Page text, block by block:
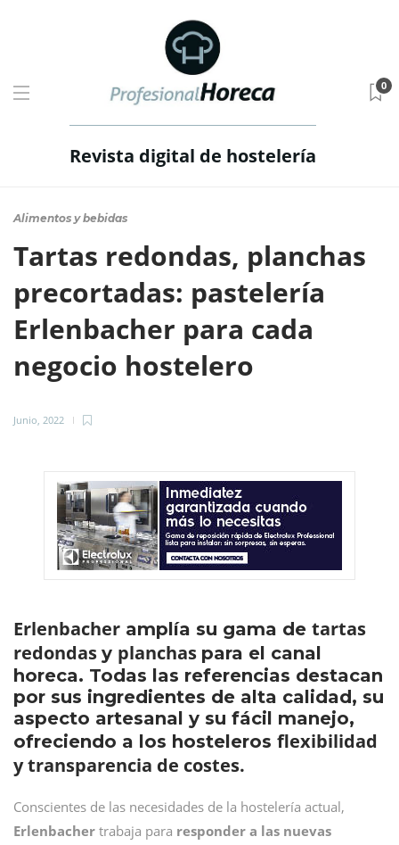
Revista digital de hostelería
0
Alimentos y bebidas
Tartas redondas, planchas
precortadas: pastelería
Erlenbacher para cada
negocio hostelero
Junio, 2022
Erlenbacher amplía su gama de tartas
redondas y planchas para el canal
horeca. Todas las referencias destacan
por sus ingredientes de alta calidad, su
aspecto artesanal y su fácil manejo,
ofreciendo a los hosteleros flexibilidad
y transparencia de costes.
Conscientes de las necesidades de la hostelería actual,
Erlenbacher trabaja para responder a las nuevas